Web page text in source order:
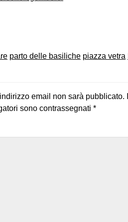
parto delle basiliche piazza vetra
indirizzo email non sarà pubblicato.
sono contrassegnati *